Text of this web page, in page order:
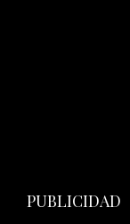
PUBLICIDAD